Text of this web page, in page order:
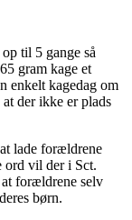
til 5 gange så
gram kage et
enkelt kagedag om
der ikke er plads
lade forældrene
ord vil der i Sct.
at forældrene selv
børn.